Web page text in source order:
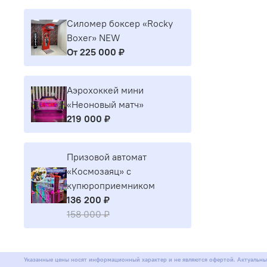
Силомер боксер «Rocky
Boxer» NEW
От 225 000 ₽
Аэрохоккей мини
«Неоновый матч»
219 000 ₽
Призовой автомат
«Космозаяц» с
купюроприемником
136 200 ₽
158 000 ₽
Указанные цены носят информационный характер и не являются офертой.